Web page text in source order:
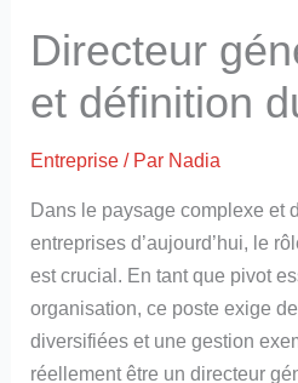
Directeur
et définition
Entreprise / Par Nadia
Dans le paysage complexe et
entreprises d’aujourd’hui, le
est crucial. En tant que pivot
organisation, ce poste exige
diversifiées et une gestion
réellement être un directeur